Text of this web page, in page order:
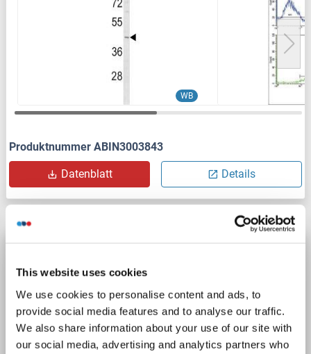
This website uses cookies
We use cookies to personalise content and ads, to
provide social media features and to analyse our traffic.
We also share information about your use of our site with
our social media, advertising and analytics partners who
WB
Produktnummer ABIN3003843
Datenblatt Details
375)
ADIPOR1 Reaktivität: Human
Wirt: Kaninchen
Polyclonal
unconjugated
3 Abbildungen